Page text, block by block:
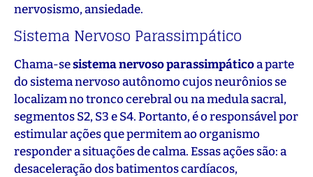
nervosismo, ansiedade.
Sistema Nervoso Parassimpático
Chama-sesistema nervoso parassimpáticoa parte
do sistema nervoso autônomo cujos neurônios se
localizam no tronco cerebral ou na medula sacral,
segmentos S2, S3 e S4. Portanto, é o responsável por
estimular ações que permitem ao organismo
responder a situações de calma. Essas ações são: a
desaceleração dos batimentos cardíacos,